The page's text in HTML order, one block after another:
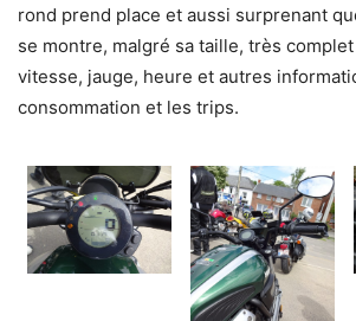
rond prend place et aussi surprenant
se montre, malgré sa taille, très
vitesse, jauge, heure et autres
consommation et les trips.